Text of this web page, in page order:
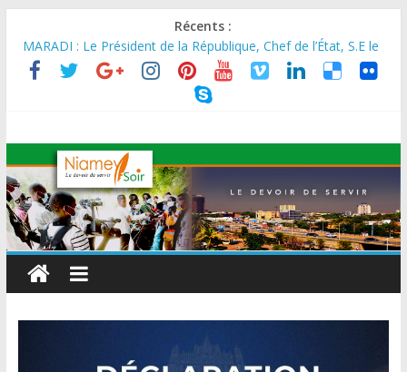
Récents :
MARADI : Le Président de la République, Chef de l’État, S.E le
Général d’Armée Abdourahamane Tiani, est arrivé à Maradi
pour la célébration de la 3ᵉ édition de la Journée Nationale de
FINANCEMENT DE 80 MILLIONS D’EUROS POUR
RENFORCER LES CHAÎNES DE VALEUR ALIMENTAIRES,
ÉNERGÉTIQUES ET AGRICOLES EN AFRIQUE DE L’OUEST
SEMAINE DU KAWAR 2026: Le Ministre de l’Intérieur, le
Général de Division Mohamed TOUMBA a reçu en audience
son homologue du Burkina Faso et délégation du Kawar.
BANQUE MONDIALE : L’IA offre un levier vital aux économies
en développement en panne de croissance (Communiqué)
ministres en charge de l’Environnement du Burkina Faso et du